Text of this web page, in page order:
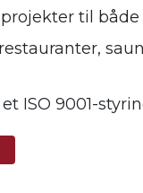
til
ISO 9001-